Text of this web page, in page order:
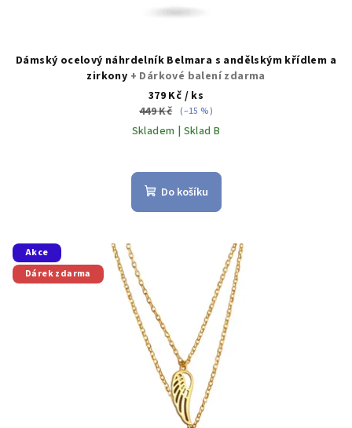
Dámský ocelový náhrdelník Belmara s andělským křídlem a
zirkony + Dárkové balení zdarma
379 Kč / ks
449 Kč (–15 %)
Skladem | Sklad B
Do košíku
Akce
Dárek zdarma